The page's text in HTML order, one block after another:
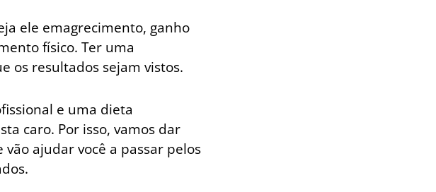
ele emagrecimento, ganho
físico. Ter uma
os resultados sejam vistos.
e uma dieta
caro. Por isso, vamos dar
ajudar você a passar pelos